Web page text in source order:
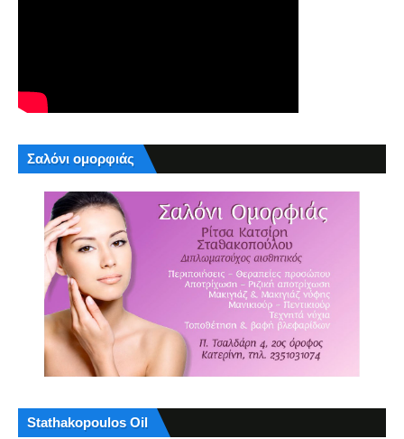
Σαλόνι ομορφιάς
Stathakopoulos Oil